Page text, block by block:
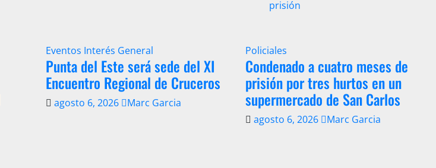
prisión
Eventos Interés General
Punta del Este será sede del XI
Encuentro Regional de Cruceros
agosto 6, 2026 Marc Garcia
Policiales
Condenado a cuatro meses de
prisión por tres hurtos en un
supermercado de San Carlos
agosto 6, 2026 Marc Garcia